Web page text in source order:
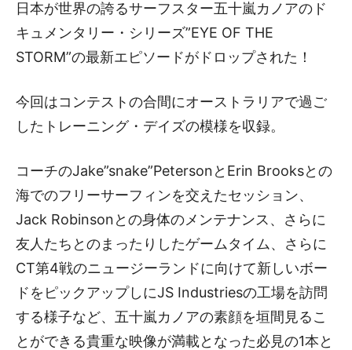
日本が世界の誇るサーフスター五十嵐カノアのド
キュメンタリー・シリーズ”EYE OF THE
STORM”の最新エピソードがドロップされた！
今回はコンテストの合間にオーストラリアで過ご
したトレーニング・デイズの模様を収録。
コーチのJake”snake”PetersonとErin Brooksとの
海でのフリーサーフィンを交えたセッション、
Jack Robinsonとの身体のメンテナンス、さらに
友人たちとのまったりしたゲームタイム、さらに
CT第4戦のニュージーランドに向けて新しいボー
ドをピックアップしにJS Industriesの工場を訪問
する様子など、五十嵐カノアの素顔を垣間見るこ
とができる貴重な映像が満載となった必見の1本と